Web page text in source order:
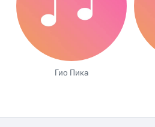
Гио Пика